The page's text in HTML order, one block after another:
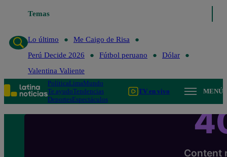
Temas
Lo último
Me Caigo de Risa
Perú Decide 2026
Fútbol peruano
Dólar
Valentina Valiente
PolíticaLimaMundo
Te ayudoTendencias
DeportesEspectáculos
TV en vivo MENÚ